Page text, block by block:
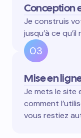
Conception
Je construis
jusqu’à ce
03
Mise en
Je mets le site
comment
vous restiez